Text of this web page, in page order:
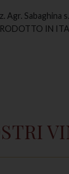
Sabaghina
IN